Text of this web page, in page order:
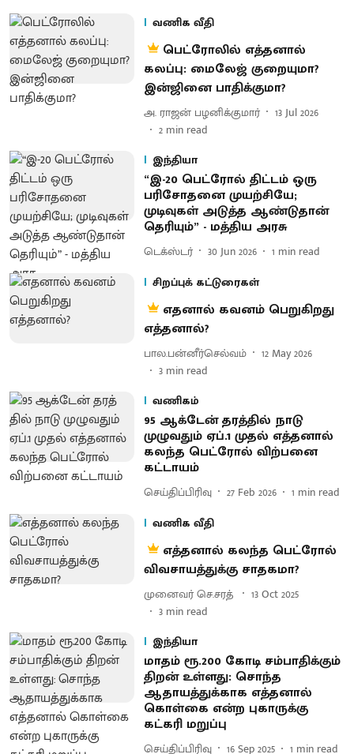
வணிக வீதி
பெட்ரோலில் எத்தனால்
கலப்பு: மைலேஜ் குறையுமா?
இன்ஜினை பாதிக்குமா?
அ. ராஜன் பழனிக்குமார்
13 Jul 2026
2 min read
இந்தியா
“இ-20 பெட்ரோல் திட்டம் ஒரு
பரிசோதனை முயற்சியே;
முடிவுகள் அடுத்த ஆண்டுதான்
தெரியும்” - மத்திய அரசு
டெக்ஸ்டர் 30 Jun 2026 1 min read
சிறப்புக் கட்டுரைகள்
எதனால் கவனம் பெறுகிறது
எத்தனால்?
பால.பன்னீர்செல்வம்
12 May 2026
3 min read
வணிகம்
95 ஆக்​டேன் தரத்​தில் நாடு
முழுவதும் ஏப்.1 முதல் எத்தனால்
கலந்த பெட்ரோல் விற்பனை
கட்டாயம்
செய்திப்பிரிவு 27 Feb 2026 1 min read
வணிக வீதி
எத்தனால் கலந்த பெட்ரோல்
விவசாயத்துக்கு சாதகமா?
முனைவர் செ.சரத்
13 Oct 2025
3 min read
இந்தியா
மாதம் ரூ.200 கோடி சம்பாதிக்கும்
திறன் உள்ளது: சொந்த
ஆதாயத்துக்காக எத்தனால்
கொள்கை என்ற புகாருக்கு
கட்கரி மறுப்பு
செய்திப்பிரிவு 16 Sep 2025 1 min read